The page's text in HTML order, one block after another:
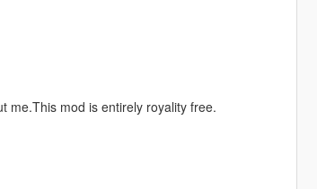
me.This mod is entirely royality free.